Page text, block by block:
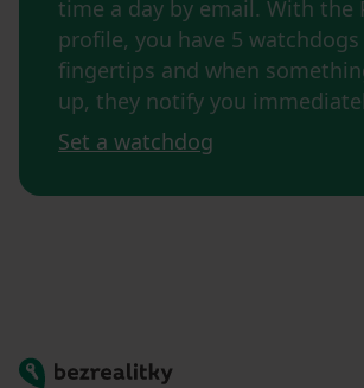
time a day by email. With the
profile, you have 5
fingertips and when
up, they notify you
Set a watchdog
Bezrealitky